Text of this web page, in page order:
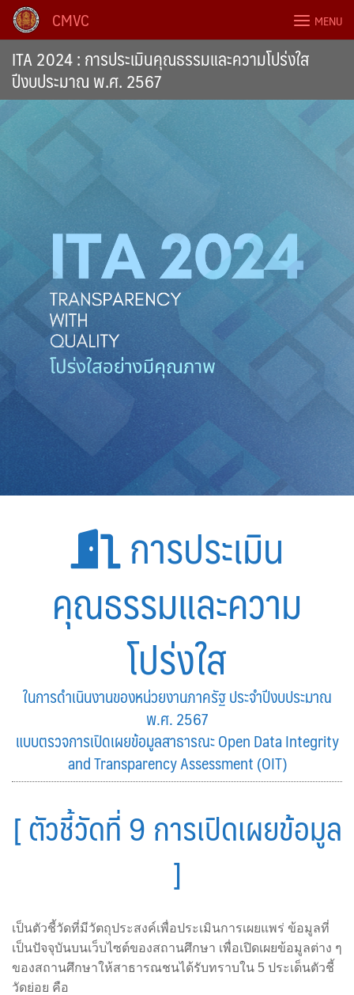
Skip
CMVC MENU
ITA 2024 : การประเมินคุณธรรมและความโปร่งใส
ปีงบประมาณ พ.ศ. 2567
การประเมิน
คุณธรรมและความ
โปร่งใส
ในการดำเนินงานของหน่วยงานภาครัฐ ประจำปีงบประมาณ
พ.ศ. 2567
แบบตรวจการเปิดเผยข้อมูลสาธารณะ Open Data Integrity
and Transparency Assessment (OIT)
[ตัวชี้วัดที่ 9การเปิดเผยข้อมูล
]
เป็นตัวชี้วัดที่มีวัตถุประสงค์เพื่อประเมินการเผยแพร่ ข้อมูลที่
เป็นปัจจุบันบนเว็บไซต์ของสถานศึกษา เพื่อเปิดเผยข้อมูลต่าง ๆ
ของสถานศึกษาให้สาธารณชนได้รับทราบใน 5 ประเด็นตัวชี้
วัดย่อย คือ